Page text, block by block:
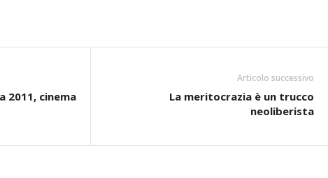
2011, cinema
Articolo successivo
La meritocrazia è un trucco
neoliberista